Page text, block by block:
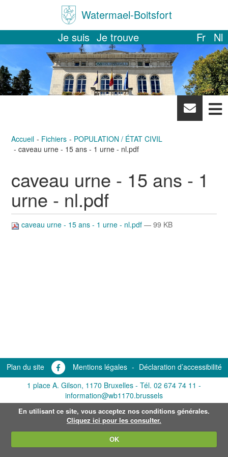
Watermael-Boitsfort
Je suis Je trouve Fr Nl
News
Accueil Fichiers
POPULATION / ÉTAT CIVIL
caveau urne - 15 ans - 1 urne - nl.pdf
caveau urne - 15 ans - 1
urne - nl.pdf
caveau urne - 15 ans - 1 urne - nl.pdf— 99 KB
Plan du site Mentions légales - Déclaration d’accessibilité
1 place A. Gilson, 1170 Bruxelles - Tél. 02 674 74 11 -
information@wb1170.brussels
En utilisant ce site, vous acceptez nos conditions générales.
Cliquez ici pour les consulter.
OK